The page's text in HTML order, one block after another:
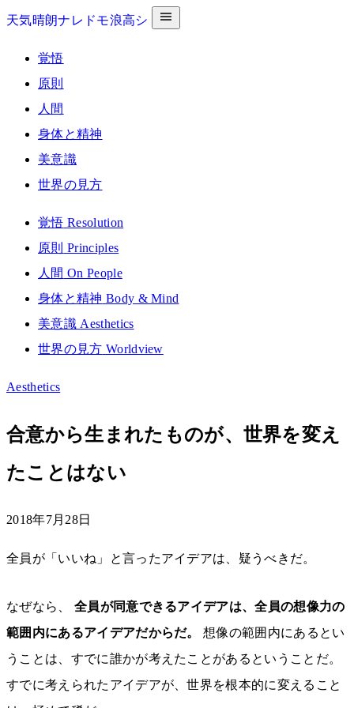
天気晴朗ナレドモ浪高シ
覚悟
原則
人間
身体と精神
美意識
世界の見方
覚悟 Resolution
原則 Principles
人間 On People
身体と精神 Body & Mind
美意識 Aesthetics
世界の見方 Worldview
Aesthetics
合意から生まれたものが、世界を変え
たことはない
2018年7月28日
全員が「いいね」と言ったアイデアは、疑うべきだ。
なぜなら、 全員が同意できるアイデアは、全員の想像力の
範囲内にあるアイデアだからだ。
想像の範囲内にあるとい
うことは、すでに誰かが考えたことがあるということだ。
すでに考えられたアイデアが、世界を根本的に変えること